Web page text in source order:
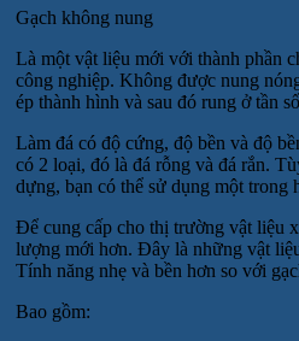
Gạch không nung
Là một vật liệu mới với thành phần
công nghiệp. Không được nung
ép thành hình và sau đó rung ở tần
Làm đá có độ cứng, độ bền và độ
có 2 loại, đó là đá rỗng và đá rắn.
dựng, bạn có thể sử dụng một trong
Để cung cấp cho thị trường vật liệu
lượng mới hơn. Đây là những vật
Tính năng nhẹ và bền hơn so với
Bao gồm: